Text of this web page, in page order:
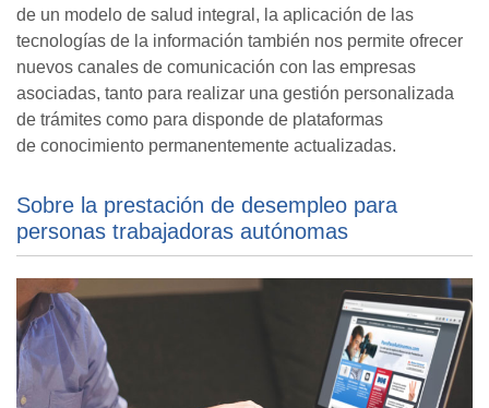
de un modelo de salud integral, la aplicación de las
tecnologías de la información también nos permite ofrecer
nuevos canales de comunicación con las empresas
asociadas, tanto para realizar una gestión personalizada
de trámites como para disponde de plataformas
de conocimiento permanentemente actualizadas.
Sobre la prestación de desempleo para
personas trabajadoras autónomas